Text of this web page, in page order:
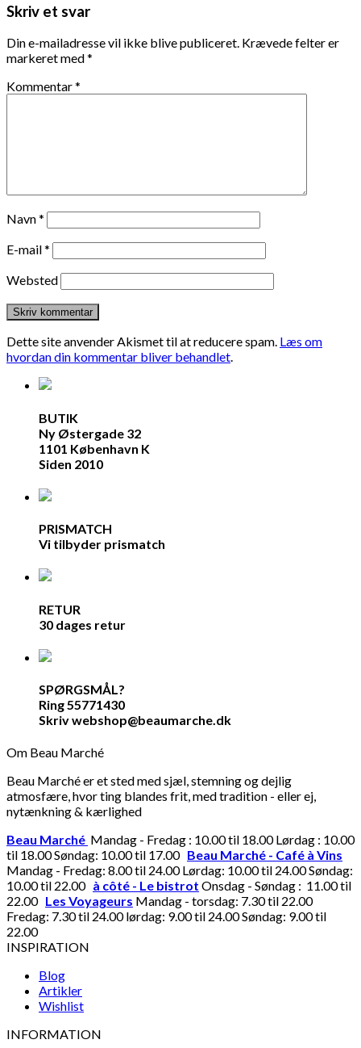
Skriv et svar
Din e-mailadresse vil ikke blive publiceret. Krævede felter er
markeret med*
Kommentar*
Navn*
E-mail*
Websted
Dette site anvender Akismet til at reducere spam. Læs om
hvordan din kommentar bliver behandlet.
BUTIK
Ny Østergade 32
1101 København K
Siden 2010
PRISMATCH
Vi tilbyder prismatch
RETUR
30 dages retur
SPØRGSMÅL?
Ring 55771430
Skriv webshop@beaumarche.dk
Om Beau Marché
Beau Marché er et sted med sjæl, stemning og dejlig
atmosfære, hvor ting blandes frit, med tradition - eller ej,
nytænkning & kærlighed
Beau Marché Mandag - Fredag : 10.00 til 18.00 Lørdag : 10.00
til 18.00 Søndag: 10.00 til 17.00 Beau Marché - Café à Vins
Mandag - Fredag: 8.00 til 24.00 Lørdag: 10.00 til 24.00 Søndag:
10.00 til 22.00 à côté - Le bistrot Onsdag - Søndag : 11.00 til
22.00 Les Voyageurs Mandag - torsdag: 7.30 til 22.00
Fredag: 7.30 til 24.00 lørdag: 9.00 til 24.00 Søndag: 9.00 til
22.00
INSPIRATION
Blog
Artikler
Wishlist
INFORMATION